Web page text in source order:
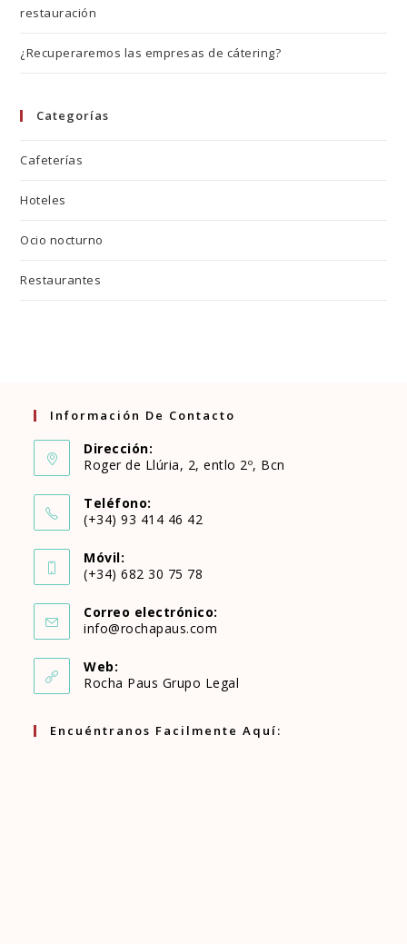
restauración
¿Recuperaremos las empresas de cátering?
Categorías
Cafeterías
Hoteles
Ocio nocturno
Restaurantes
Información De Contacto
Dirección:
Roger de Llúria, 2, entlo 2º, Bcn
Teléfono:
(+34) 93 414 46 42
abre
tu
aplicación
Móvil:
(+34) 682 30 75 78
abre
tu
Correo electrónico:
info@rochapaus.com
aplicación
Web:
Rocha Paus Grupo Legal
Encuéntranos Facilmente Aquí: